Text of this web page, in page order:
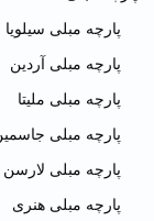
پارچه مبلی سیلویا
پارچه مبلی آردین
پارچه مبلی ملیتا
پارچه مبلی
پارچه مبلی لارسن
پارچه مبلی هنری